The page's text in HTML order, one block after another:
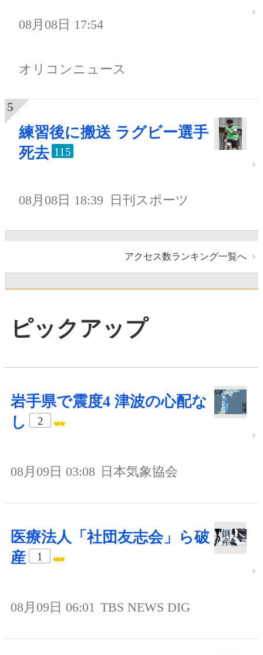
08月08日 17:54
オリコンニュース
練習後に搬送 ラグビー選手
死去 115
08月08日 18:39 日刊スポーツ
アクセス数ランキング一覧へ
ピックアップ
岩手県で震度4 津波の心配な
し
2
08月09日 03:08 日本気象協会
医療法人「社団友志会」ら破
産
1
08月09日 06:01 TBS NEWS DIG